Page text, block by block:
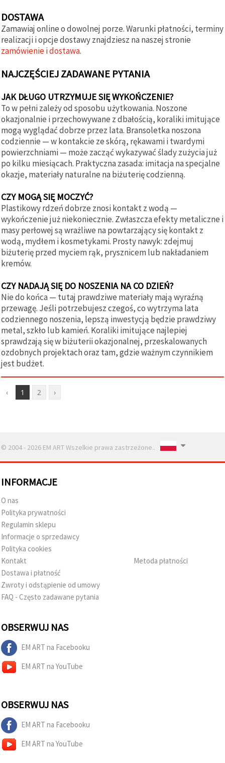
DOSTAWA
Zamawiaj online o dowolnej porze. Warunki płatności, terminy
realizacji i opcje dostawy znajdziesz na naszej stronie
zamówienie i dostawa.
NAJCZĘŚCIEJ ZADAWANE PYTANIA
JAK DŁUGO UTRZYMUJE SIĘ WYKOŃCZENIE?
To w pełni zależy od sposobu użytkowania. Noszone
okazjonalnie i przechowywane z dbałością, koraliki imitujące
mogą wyglądać dobrze przez lata. Bransoletka noszona
codziennie — w kontakcie ze skórą, rękawami i twardymi
powierzchniami — może zacząć wykazywać ślady zużycia już
po kilku miesiącach. Praktyczna zasada: imitacja na specjalne
okazje, materiały naturalne na biżuterię codzienną.
CZY MOGĄ SIĘ MOCZYĆ?
Plastikowy rdzeń dobrze znosi kontakt z wodą —
wykończenie już niekoniecznie. Zwłaszcza efekty metaliczne i
masy perłowej są wrażliwe na powtarzający się kontakt z
wodą, mydłem i kosmetykami. Prosty nawyk: zdejmuj
biżuterię przed myciem rąk, prysznicem lub nakładaniem
kremów.
CZY NADAJĄ SIĘ DO NOSZENIA NA CO DZIEŃ?
Nie do końca — tutaj prawdziwe materiały mają wyraźną
przewagę. Jeśli potrzebujesz czegoś, co wytrzyma lata
codziennego noszenia, lepszą inwestycją będzie prawdziwy
metal, szkło lub kamień. Koraliki imitujące najlepiej
sprawdzają się w biżuterii okazjonalnej, przeskalowanych
ozdobnych projektach oraz tam, gdzie ważnym czynnikiem
jest budżet.
‹ 1 2 ›
© 2004 - 2026 EM ART Wszelkie prawa zastrzeżone..
INFORMACJE
O nas
Polityka prywatności
Regulamin sklepu
Informacje o sprzedawcy
Polityka cookies
Kontakt
Dostawa i płatność
Zwroty i odstąpienie od umowy
FAQ - Często zadawane pytania
Metoda płatności
OBSERWUJ NAS
EM ART na Facebooku
EM ART na YouTube
OBSERWUJ NAS
EM ART na Facebooku
EM ART na YouTube